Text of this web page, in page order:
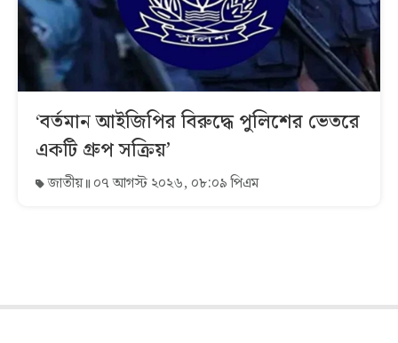
‘বর্তমান আইজিপির বিরুদ্ধে পুলিশের ভেতরে
একটি গ্রুপ সক্রিয়’
জাতীয় ০৭ আগস্ট ২০২৬, ০৮:০৯ পিএম